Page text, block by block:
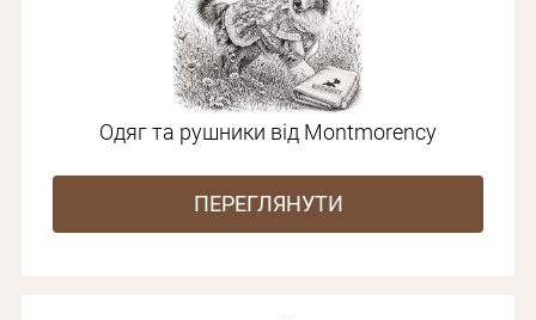
Одяг та рушники від Montmorency
ПЕРЕГЛЯНУТИ